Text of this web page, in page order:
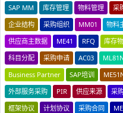
SAP MM
库存管理 物料管理 采
企业结构
采购组织 MM01 物料
供应商主数据
ME41 RFQ 库存
科目分配
采购申请 AC03
Business Partner
SAP培训
外部服务采购
PIR 供应来源 采
框架协议
计划协议 采购合同